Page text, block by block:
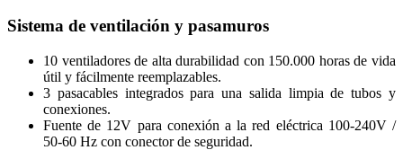
Sistema de ventilación y pasamuros
10 ventiladores de alta durabilidad con 150.000 horas de vida
útil y fácilmente reemplazables.
3 pasacables integrados para una salida limpia de tubos y
conexiones.
Fuente de 12V para conexión a la red eléctrica 100-240V /
50-60 Hz con conector de seguridad.